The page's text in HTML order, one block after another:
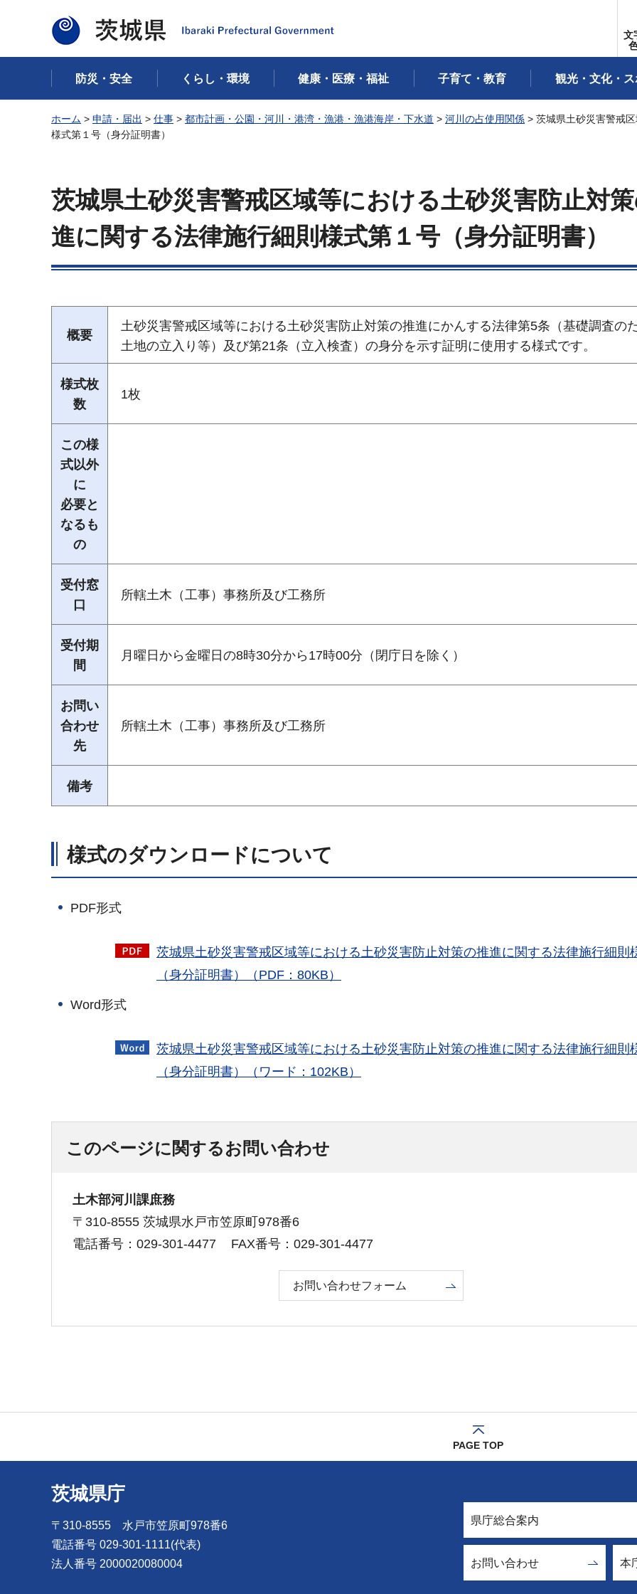
茨城県
文
防災・安全 くらし・環境 健康・医療・福祉 子育て・教育 観光・文化・ス
ホーム > 申請・届出 > 仕事 > 都市計画・公園・河川・港湾・漁港・漁港海岸・下水道 > 河川の占使用関係 > 茨城県土砂災害警戒
様式第１号（身分証明書）
茨城県土砂災害警戒区域等における土砂災害防止対
進に関する法律施行細則様式第１号（身分証明書）
概要
土砂災害警戒区域等における土砂災害防止対策の推進にかんする法律第5条（基礎調査の
土地の立入り等）及び第21条（立入検査）の身分を示す証明に使用する様式です。
様式枚
数
1枚
この様
式以外
に
必要と
なるも
の
受付窓
口
所轄土木（工事）事務所及び工務所
受付期
間
月曜日から金曜日の8時30分から17時00分（閉庁日を除く）
お問い
合わせ
先
所轄土木（工事）事務所及び工務所
備考
様式のダウンロードについて
PDF形式
茨城県土砂災害警戒区域等における土砂災害防止対策の推進に関する法律施行細則
（身分証明書）（PDF：80KB）
Word形式
茨城県土砂災害警戒区域等における土砂災害防止対策の推進に関する法律施行細則
（身分証明書）（ワード：102KB）
このページに関するお問い合わせ
土木部河川課庶務
〒310-8555 茨城県水戸市笠原町978番6
電話番号：029-301-4477
FAX番号：029-301-4477
お問い合わせフォーム
PAGE TOP
茨城県庁
〒310-8555 水戸市笠原町978番6
電話番号 029-301-1111(代表)
法人番号 2000020080004
県庁総合案内
お問い合わせ 本